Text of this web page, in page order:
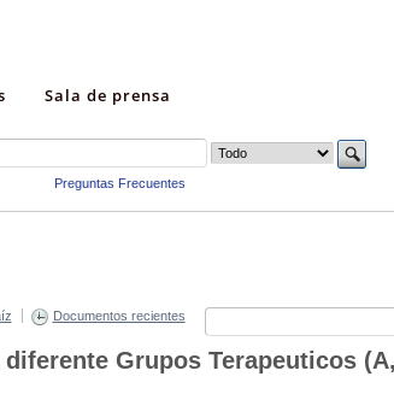
Sala de prensa
Preguntas Frecuentes
Documentos recientes
Grupos Terapeuticos